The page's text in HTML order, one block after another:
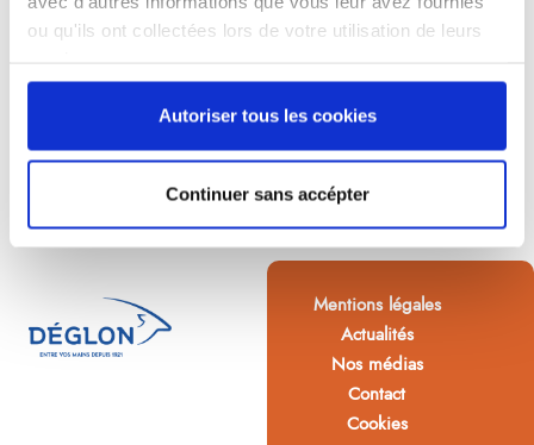
ou qu'ils ont collectées lors de votre utilisation de leurs
Autoriser tous les cookies
Continuer sans accépter
Mentions légales
Actualités
Nos médias
Contact
Cookies